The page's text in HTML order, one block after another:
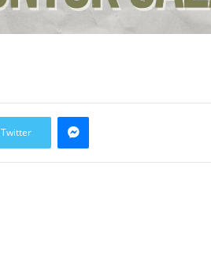
Twitter
Malaysia-Hungary Perkukuh
Kerjasama Pertanian dan
Keterjaminan Makanan
Itali Bakal Berdepan Gelombang
Haba Ekstrem Selama 10 Hari Lagi,